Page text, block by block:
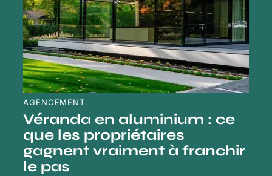
AGENCEMENT
Véranda en aluminium : ce
que les propriétaires
gagnent vraiment à franchir
le pas